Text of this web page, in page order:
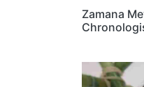
Zamana